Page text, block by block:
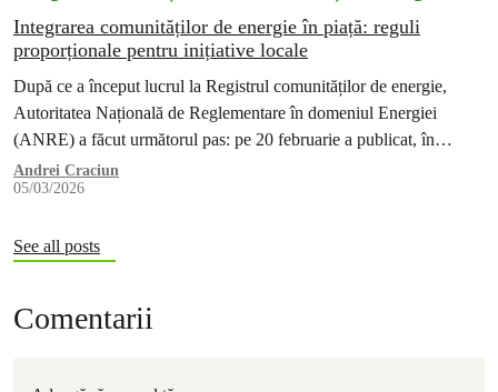
Integrarea comunităților de energie în piață: reguli
proporționale pentru inițiative locale
După ce a început lucrul la Registrul comunităților de energie,
Autoritatea Națională de Reglementare în domeniul Energiei
(ANRE) a făcut următorul pas: pe 20 februarie a publicat, în
dezbatere publică,…
Andrei Craciun
05/03/2026
See all posts
Comentarii